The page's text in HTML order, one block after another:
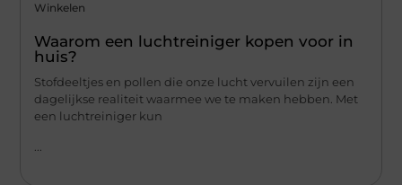
Winkelen
Waarom een luchtreiniger kopen voor in
huis?
Stofdeeltjes en pollen die onze lucht vervuilen zijn een
dagelijkse realiteit waarmee we te maken hebben. Met
een luchtreiniger kun